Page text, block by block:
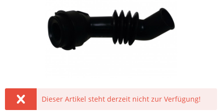
Dieser Artikel steht derzeit nicht zur Verfügung!